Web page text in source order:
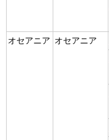
オセアニア オセアニア